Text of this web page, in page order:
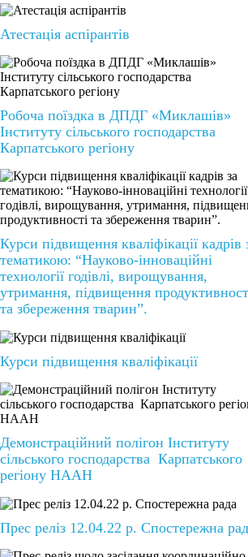
Атестація аспірантів
Робоча поїздка в ДПДГ «Миклашів»
Інституту сільського господарства
Карпатського регіону
Курси підвищення кваліфікації кадрів
тематикою: “Науково-інноваційні
технології годівлі, вирощування,
утримання, підвищення
та збереження тварин”.
Курси підвищення кваліфікації
Демонстраційний полігон Інституту
сільського господарства Карпатського
регіону НААН
Прес реліз 12.04.22 р. Спостережна